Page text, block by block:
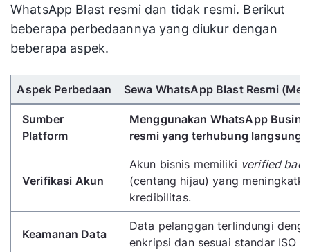
WhatsApp Blast resmi dan tidak resmi. Berikut
beberapa perbedaannya yang diukur dengan
beberapa aspek.
Gunakan tombol panah kiri/kanan untuk
Aspek Perbedaan Sewa WhatsApp Blast Resmi
Sumber
Platform
Menggunakan WhatsApp
resmi yang terhubung langsung
Verifikasi Akun
Akun bisnis memiliki verified
(centang hijau) yang
kredibilitas.
Keamanan Data
Data pelanggan terlindungi
enkripsi dan sesuai standar ISO